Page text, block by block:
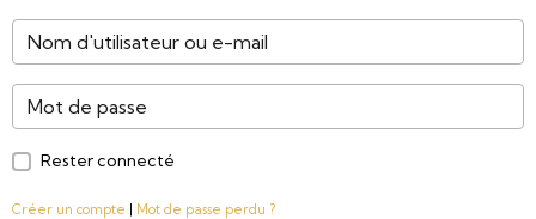
Rester connecté
Créer un compte Mot de passe perdu ?